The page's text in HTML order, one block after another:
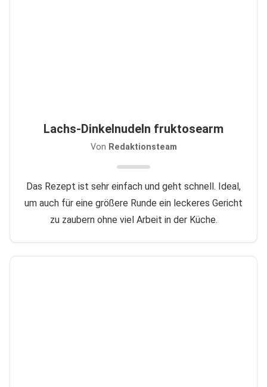
Lachs-Dinkelnudeln fruktosearm
Von Redaktionsteam
Das Rezept ist sehr einfach und geht schnell. Ideal,
um auch für eine größere Runde ein leckeres Gericht
zu zaubern ohne viel Arbeit in der Küche.